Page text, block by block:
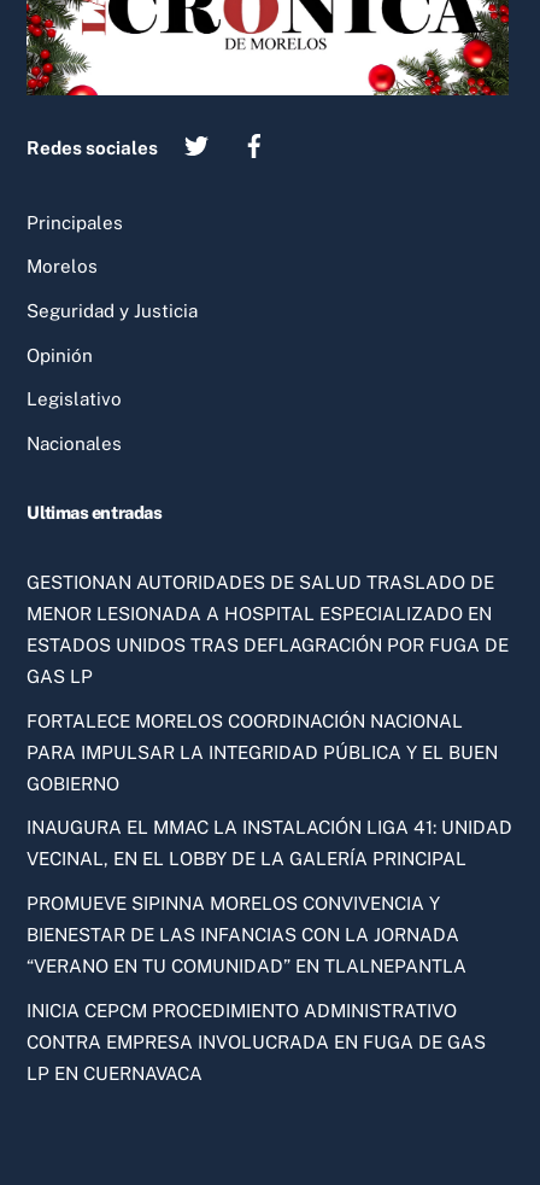
Redes sociales
Principales
Morelos
Seguridad y Justicia
Opinión
Legislativo
Nacionales
Ultimas entradas
GESTIONAN AUTORIDADES DE SALUD TRASLADO DE
MENOR LESIONADA A HOSPITAL ESPECIALIZADO EN
ESTADOS UNIDOS TRAS DEFLAGRACIÓN POR FUGA DE
GAS LP
FORTALECE MORELOS COORDINACIÓN NACIONAL
PARA IMPULSAR LA INTEGRIDAD PÚBLICA Y EL BUEN
GOBIERNO
INAUGURA EL MMAC LA INSTALACIÓN LIGA 41: UNIDAD
VECINAL, EN EL LOBBY DE LA GALERÍA PRINCIPAL
PROMUEVE SIPINNA MORELOS CONVIVENCIA Y
BIENESTAR DE LAS INFANCIAS CON LA JORNADA
“VERANO EN TU COMUNIDAD” EN TLALNEPANTLA
INICIA CEPCM PROCEDIMIENTO ADMINISTRATIVO
CONTRA EMPRESA INVOLUCRADA EN FUGA DE GAS
LP EN CUERNAVACA